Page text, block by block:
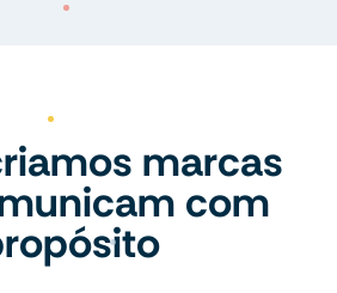
marcas
com